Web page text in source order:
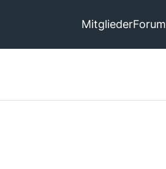
MitgliederForum